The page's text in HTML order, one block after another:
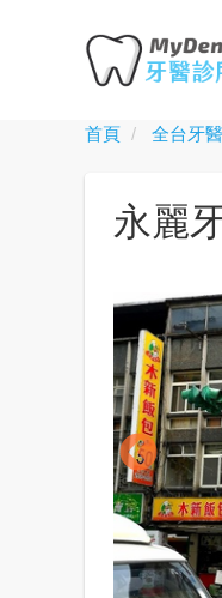
Toggle
首頁 全台牙
永麗